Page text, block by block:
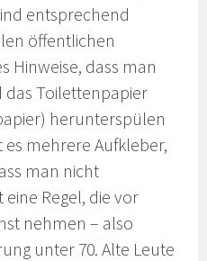
entsprechend
öffentlichen
Hinweise, dass man
das Toilettenpapier
herunterspülen
mehrere Aufkleber,
man nicht
Regel, die vor
nehmen – also
unter 70. Alte Leute